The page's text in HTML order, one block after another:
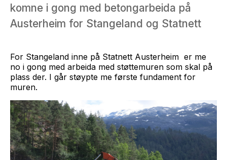
komne i gong med betongarbeida på
Austerheim for Stangeland og Statnett
For Stangeland inne på Statnett Austerheim er me
no i gong med arbeida med støttemuren som skal på
plass der. I går støypte me første fundament for
muren.